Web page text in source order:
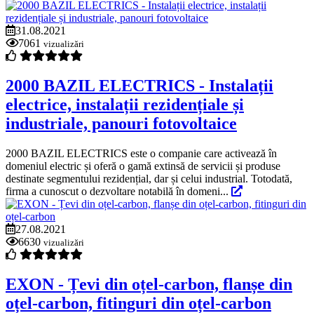
31.08.2021
7061 vizualizări
2000 BAZIL ELECTRICS - Instalații
electrice, instalații rezidențiale și
industriale, panouri fotovoltaice
2000 BAZIL ELECTRICS este o companie care activează în
domeniul electric și oferă o gamă extinsă de servicii și produse
destinate segmentului rezidențial, dar și celui industrial. Totodată,
firma a cunoscut o dezvoltare notabilă în domeni...
27.08.2021
6630 vizualizări
EXON - Țevi din oțel-carbon, flanșe din
oțel-carbon, fitinguri din oțel-carbon